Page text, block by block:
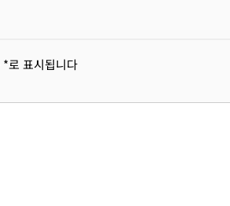
*로 표시됩니다